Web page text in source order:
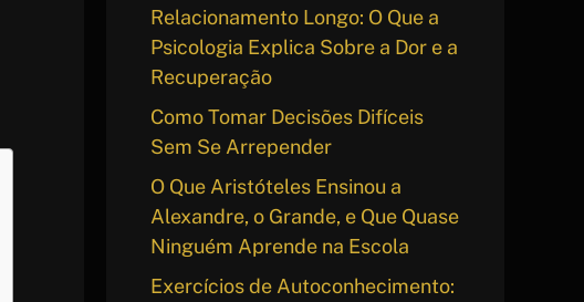
Relacionamento Longo: O Que a
Psicologia Explica Sobre a Dor e a
Recuperação
Como Tomar Decisões Difíceis
Sem Se Arrepender
O Que Aristóteles Ensinou a
Alexandre, o Grande, e Que Quase
Ninguém Aprende na Escola
Exercícios de Autoconhecimento: